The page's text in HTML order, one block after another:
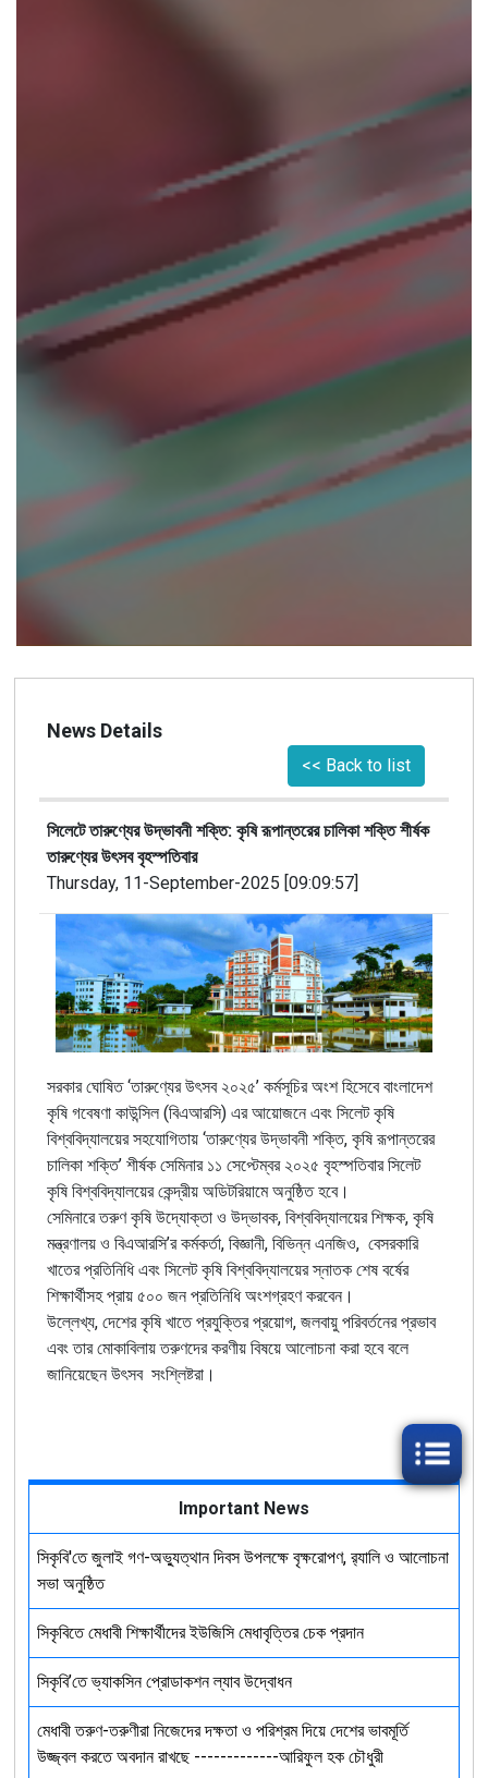
News Details
<< Back to list
সিলেটে তারুণ্যের উদ্ভাবনী শক্তি: কৃষি রূপান্তরের চালিকা শক্তি শীর্ষক
তারুণ্যের উৎসব বৃহস্পতিবার
Thursday, 11-September-2025 [09:09:57]
সরকার ঘোষিত ‘তারুণ্যের উৎসব ২০২৫’ কর্মসূচির অংশ হিসেবে বাংলাদেশ
কৃষি গবেষণা কাউন্সিল (বিএআরসি) এর আয়োজনে এবং সিলেট কৃষি
বিশ্ববিদ্যালয়ের সহযোগিতায় ‘তারুণ্যের উদ্ভাবনী শক্তি, কৃষি রূপান্তরের
চালিকা শক্তি’ শীর্ষক সেমিনার ১১ সেপ্টেম্বর ২০২৫ বৃহস্পতিবার সিলেট
কৃষি বিশ্ববিদ্যালয়ের কেন্দ্রীয় অডিটরিয়ামে অনুষ্ঠিত হবে।
সেমিনারে তরুণ কৃষি উদ্যোক্তা ও উদ্ভাবক, বিশ্ববিদ্যালয়ের শিক্ষক, কৃষি
মন্ত্রণালয় ও বিএআরসি’র কর্মকর্তা, বিজ্ঞানী, বিভিন্ন এনজিও, বেসরকারি
খাতের প্রতিনিধি এবং সিলেট কৃষি বিশ্ববিদ্যালয়ের স্নাতক শেষ বর্ষের
শিক্ষার্থীসহ প্রায় ৫০০ জন প্রতিনিধি অংশগ্রহণ করবেন।
উল্লেখ্য, দেশের কৃষি খাতে প্রযুক্তির প্রয়োগ, জলবায়ু পরিবর্তনের প্রভাব
এবং তার মোকাবিলায় তরুণদের করণীয় বিষয়ে আলোচনা করা হবে বলে
জানিয়েছেন উৎসব সংশ্লিষ্টরা।
Important News
সিকৃবি'তে জুলাই গণ-অভ্যুত্থান দিবস উপলক্ষে বৃক্ষরোপণ, র‍্যালি ও আলোচনা
সভা অনুষ্ঠিত
সিকৃবিতে মেধাবী শিক্ষার্থীদের ইউজিসি মেধাবৃত্তির চেক প্রদান
সিকৃবি’তে ভ্যাকসিন প্রোডাকশন ল্যাব উদ্বোধন
মেধাবী তরুণ-তরুণীরা নিজেদের দক্ষতা ও পরিশ্রম দিয়ে দেশের ভাবমূর্তি
উজ্জ্বল করতে অবদান রাখছে -------------আরিফুল হক চৌধুরী